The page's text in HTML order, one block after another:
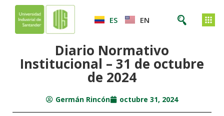
ES EN
Diario Normativo
Institucional – 31 de octubre
de 2024
Germán Rincón octubre 31, 2024